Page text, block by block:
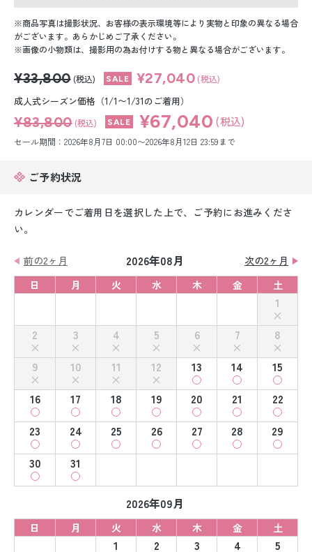
白無垢&紋付袴レンタル
引き振袖レンタル
小物販売品
商品写真は撮影状況、お客様の表示環境等により実物と印象の異なる場合
がございます。あらかじめご了承ください。
画像の小物類は、撮影用の為お付けする物と異なる場合がございます。
¥33,800 (税込) ¥27,040 (税込)
成人式シーズン価格（1/1〜1/31のご着用）
¥83,800 (税込) ¥67,040 (税込)
セール期間：2026年8月7日 00:00〜2026年8月12日 23:59まで
ご予約状況
カレンダーでご着用日を選択した上で、ご予約にお進みくださ
い。
前の2ヶ月 2026年08月
次の2ヶ月
日
月 火 水 木 金 土
1
2
3 4 5 6 7
8
9
10 11 12 13 14
15
16
17 18 19 20 21
22
23
24 25 26 27 28
29
30
31
2026年09月
日 月 火 水 木 金 土
1 2 3 4
5